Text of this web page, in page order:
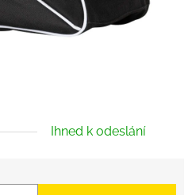
Ihned k odeslání